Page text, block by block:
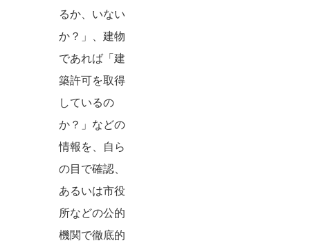
るか、いない
か？」、建物
であれば「建
築許可を取得
しているの
か？」などの
情報を、自ら
の目で確認、
あるいは市役
所などの公的
機関で徹底的